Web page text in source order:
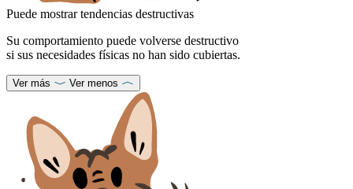
Puede mostrar tendencias destructivas
Su comportamiento puede volverse destructivo
si sus necesidades físicas no han sido cubiertas.
Ver más Ver menos